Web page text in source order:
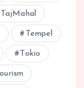
TajMahal
Tempel
Tokio